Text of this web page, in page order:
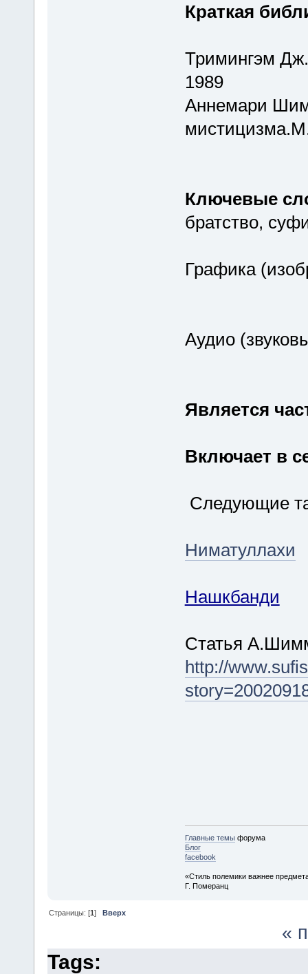
Краткая
Тримингэм
1989
Аннемари
Ключевые
братство,
Графика
Аудио
Является
Включает в
Следующие
Ниматуллахи
Нашкбанди
Статья
http://
Главные темыфорума
Блог
facebook
«Стиль полемики важнее
Г. Померанц
Страницы: [1]Вверх
«
Tags: